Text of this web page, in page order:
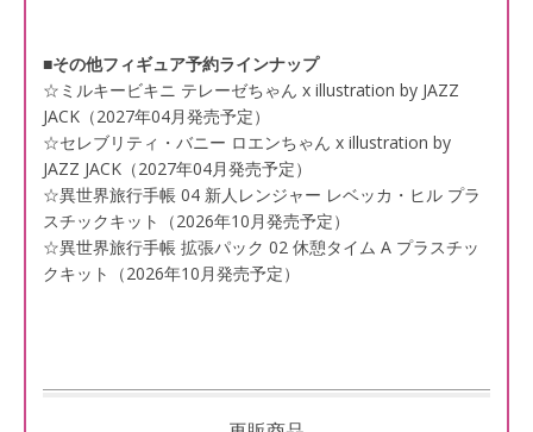
■その他フィギュア予約ラインナップ
☆ミルキービキニ テレーゼちゃん x illustration by JAZZ
JACK（2027年04月発売予定）
☆セレブリティ・バニー ロエンちゃん x illustration by
JAZZ JACK（2027年04月発売予定）
☆異世界旅行手帳 04 新人レンジャー レベッカ・ヒル プラ
スチックキット（2026年10月発売予定）
☆異世界旅行手帳 拡張パック 02 休憩タイム A プラスチッ
クキット（2026年10月発売予定）